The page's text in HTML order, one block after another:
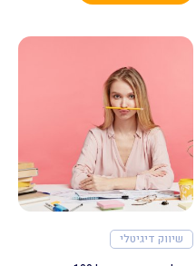
שיווק דיגיטלי